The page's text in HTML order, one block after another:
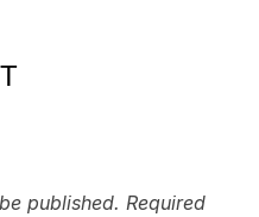
published. Required